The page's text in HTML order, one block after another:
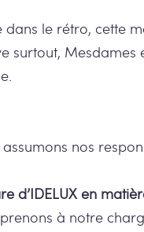
le rétro, cette
surtout, Mesdames
nos
d’IDELUX en
à notre